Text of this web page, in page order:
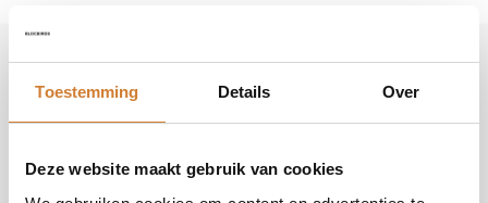
Toestemming Details Over
Deze website maakt gebruik van cookies